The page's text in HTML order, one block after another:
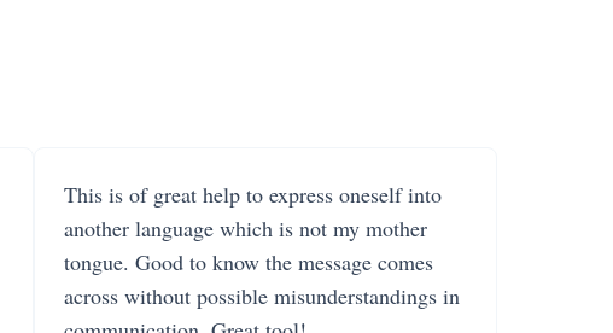
This is of great help to express oneself into
another language which is not my mother
tongue. Good to know the message comes
across without possible misunderstandings in